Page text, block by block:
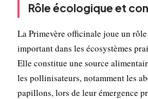
Rôle écologique et
La Primevère officinale joue un
important dans les écosystèmes
Elle constitue une source
les pollinisateurs, notamment les
papillons, lors de leur émergence